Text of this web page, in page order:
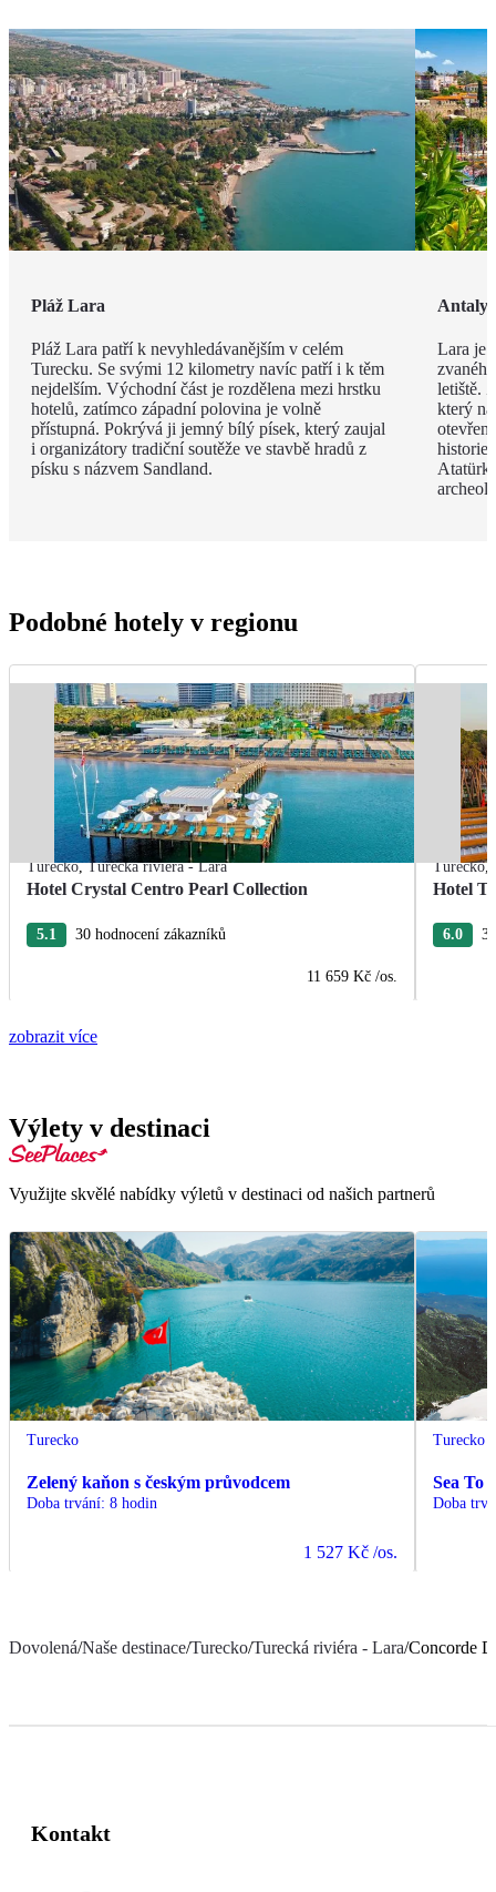
Pláž Lara
Pláž Lara patří k nevyhledávanějším v celém
Turecku. Se svými 12 kilometry navíc patří i k těm
nejdelším. Východní část je rozdělena mezi hrstku
hotelů, zatímco západní polovina je volně
přístupná. Pokrývá ji jemný bílý písek, který zaujal
i organizátory tradiční soutěže ve stavbě hradů z
písku s názvem Sandland.
Lara je
letiště.
který
historie
Podobné hotely v regionu
Turecko,Turecká riviéra - Lara
Hotel Crystal Centro Pearl Collection
5.1 30 hodnocení zákazníků
11 659 Kč /os.
Turecko,
Hotel
6.0 3
zobrazit více
Výlety v destinaci
Využijte skvělé nabídky výletů v destinaci od našich partnerů
Turecko
Zelený kaňon s českým průvodcem
Doba trvání: 8 hodin
1 527 Kč /os.
Turecko
Sea To
Doba
Dovolená/Naše destinace/Turecko/Turecká riviéra - Lara/Concorde
Kontakt